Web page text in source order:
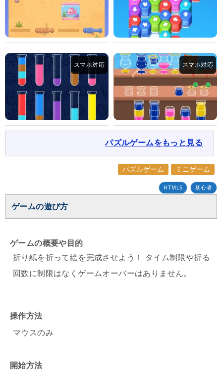
パズルゲームをもっと見る
パズルゲーム ミニゲーム
HTML5 初心者
ゲームの遊び方
ゲームの概要や目的
折り紙を折って絵を完成させよう！ タイム制限や折る
回数に制限はなくゲームオーバーはありません。
操作方法
マウスのみ
開始方法